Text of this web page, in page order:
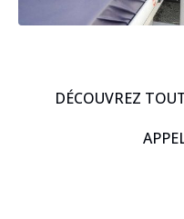
DÉCOUVREZ